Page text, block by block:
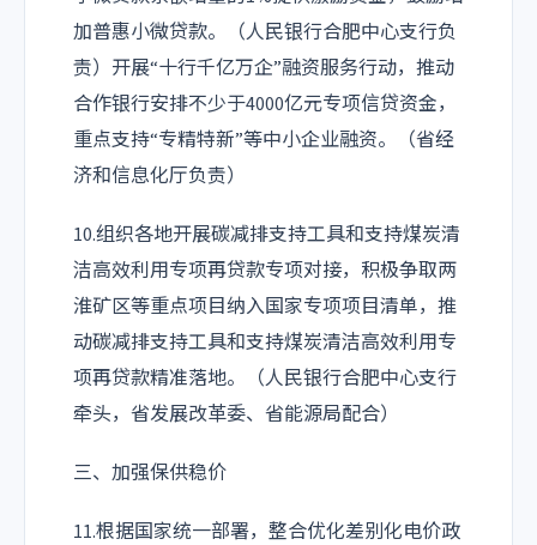
加普惠小微贷款。（人民银行合肥中心支行负
责）开展“十行千亿万企”融资服务行动，推动
合作银行安排不少于4000亿元专项信贷资金，
重点支持“专精特新”等中小企业融资。（省经
济和信息化厅负责）
10.组织各地开展碳减排支持工具和支持煤炭清
洁高效利用专项再贷款专项对接，积极争取两
淮矿区等重点项目纳入国家专项项目清单，推
动碳减排支持工具和支持煤炭清洁高效利用专
项再贷款精准落地。（人民银行合肥中心支行
牵头，省发展改革委、省能源局配合）
三、加强保供稳价
11.根据国家统一部署，整合优化差别化电价政